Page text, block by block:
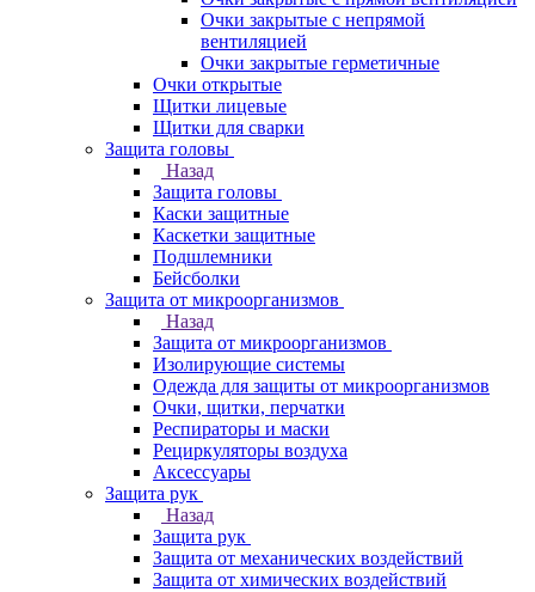
Очки закрытые с непрямой
вентиляцией
Очки закрытые герметичные
Очки открытые
Щитки лицевые
Щитки для сварки
Защита головы
Назад
Защита головы
Каски защитные
Каскетки защитные
Подшлемники
Бейсболки
Защита от микроорганизмов
Назад
Защита от микроорганизмов
Изолирующие системы
Одежда для защиты от микроорганизмов
Очки, щитки, перчатки
Респираторы и маски
Рециркуляторы воздуха
Аксессуары
Защита рук
Назад
Защита рук
Защита от механических воздействий
Защита от химических воздействий